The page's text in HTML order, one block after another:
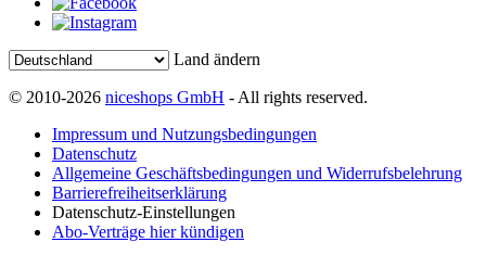
Land ändern
© 2010-2026 niceshops GmbH - All rights reserved.
Impressum und Nutzungsbedingungen
Datenschutz
Allgemeine Geschäftsbedingungen und Widerrufsbelehrung
Barrierefreiheitserklärung
Datenschutz-Einstellungen
Abo-Verträge hier kündigen